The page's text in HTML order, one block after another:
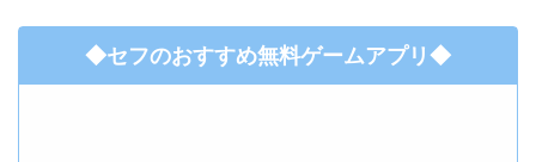
◆セフのおすすめ無料ゲームアプリ◆